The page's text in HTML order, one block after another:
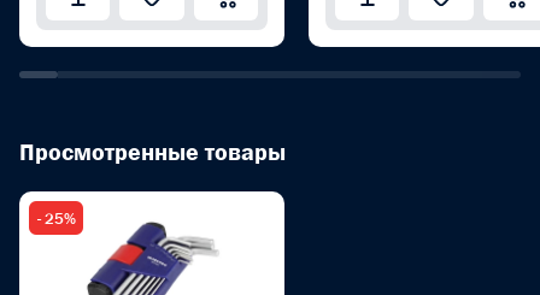
Просмотренные товары
- 25%